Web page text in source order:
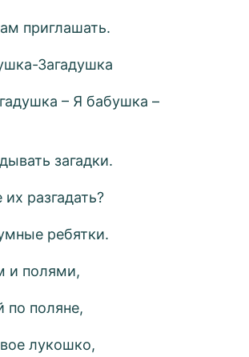
приглашать.
Загадушка
– Я бабушка –
загадки.
разгадать?
ребятки.
и полями,
по поляне,
лукошко,